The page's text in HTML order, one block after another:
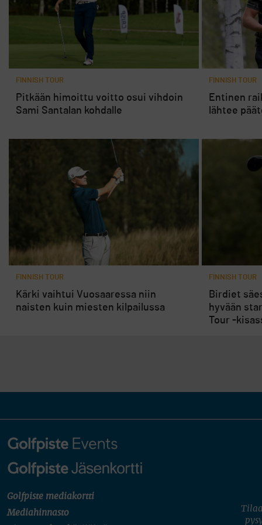
FINNISH TOUR
Pitkään himoittu voitto osui vihdoin
Sami Santalan kohdalle
FINNISH TOUR
Entinen
lähtee
FINNISH TOUR
Kärki vaihtui Vuosaaressa niin
naisten kuin miesten kilpailussa
FINNISH TOUR
Birdiet
hyvään
Tour -
Golfpiste mediakortti
Mediahinnasto